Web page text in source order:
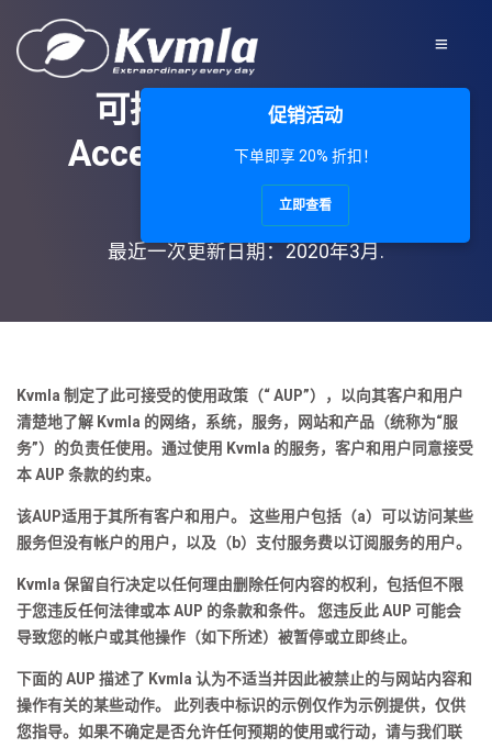
可接受的使用条款 -
Acceptable Use Policy
('AUP')
最近一次更新日期：2020年3月.
Kvmla 制定了此可接受的使用政策（“ AUP”），以向其客户和用户
清楚地了解 Kvmla 的网络，系统，服务，网站和产品（统称为“服
务”）的负责任使用。通过使用 Kvmla 的服务，客户和用户同意接受
本 AUP 条款的约束。
该AUP适用于其所有客户和用户。 这些用户包括（a）可以访问某些
服务但没有帐户的用户，以及（b）支付服务费以订阅服务的用户。
Kvmla 保留自行决定以任何理由删除任何内容的权利，包括但不限
于您违反任何法律或本 AUP 的条款和条件。 您违反此 AUP 可能会
导致您的帐户或其他操作（如下所述）被暂停或立即终止。
下面的 AUP 描述了 Kvmla 认为不适当并因此被禁止的与网站内容和
操作有关的某些动作。 此列表中标识的示例仅作为示例提供，仅供
您指导。如果不确定是否允许任何预期的使用或行动，请与我们联
促销活动
下单即享 20% 折扣！
立即查看